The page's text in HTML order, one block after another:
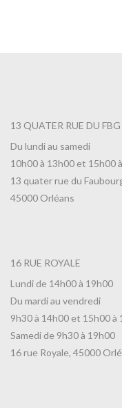
13 QUATER RUE DU FBG
Du lundi au samedi
10h00 à 13h00 et 15h00
13 quater rue du
45000 Orléans
16 RUE ROYALE
Lundi de 14h00 à 19h00
Du mardi au vendredi
9h30 à 14h00 et 15h00 à
Samedi de 9h30 à 19h00
16 rue Royale, 45000